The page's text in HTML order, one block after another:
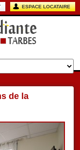
ESPACE LOCATAIRE
de la